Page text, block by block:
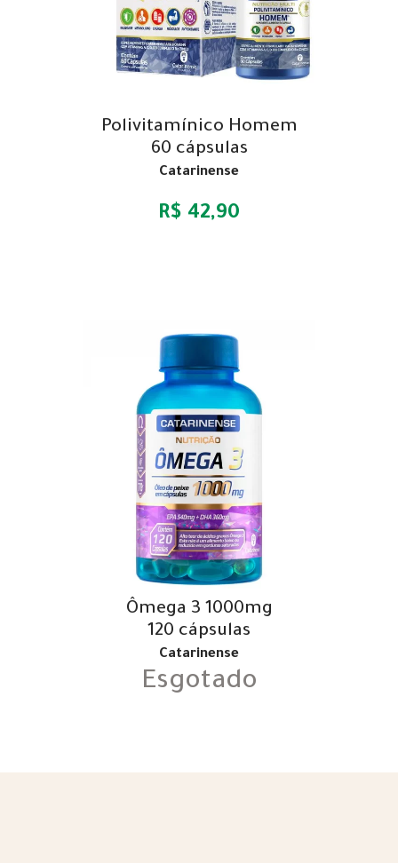
Polivitamínico Homem
60 cápsulas
Catarinense
R$ 42,90
Ômega 3 1000mg
120 cápsulas
Catarinense
Esgotado